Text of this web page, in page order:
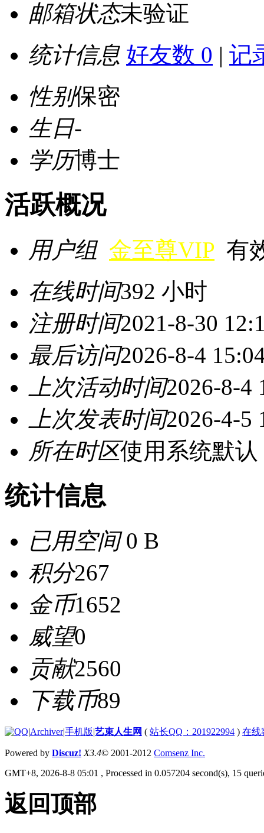
邮箱状态未验证
统计信息 好友数 0 | 记
性别保密
生日-
学历博士
活跃概况
用户组 金至尊VIP 有
在线时间392 小时
注册时间2021-8-30
最后访问2026-8-4
上次活动时间2026-8-4
上次发表时间2026-4-5
所在时区使用系统默认
统计信息
已用空间0 B
积分267
金币1652
威望0
贡献2560
下载币89
|Archiver|手机版|艺束人生网 ( 站长QQ：201922994 ) 在线
Powered by Discuz! X3.4© 2001-2012 Comsenz Inc.
GMT+8, 2026-8-8 05:01 , Processed in 0.057204 second(s), 15
返回顶部